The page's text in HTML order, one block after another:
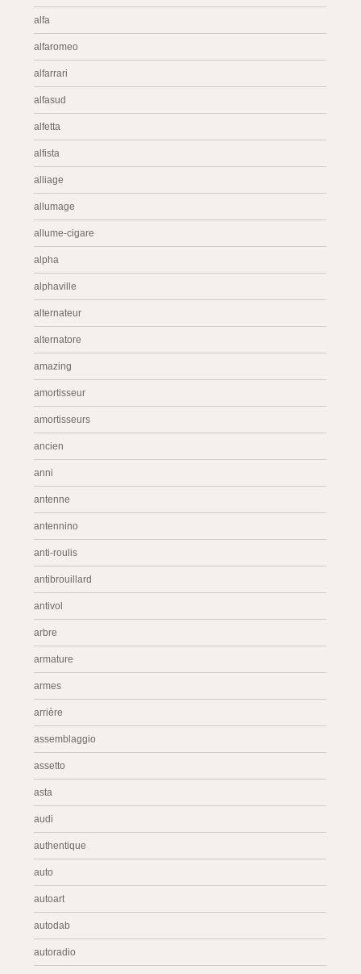
alfa
alfaromeo
alfarrari
alfasud
alfetta
alfista
alliage
allumage
allume-cigare
alpha
alphaville
alternateur
alternatore
amazing
amortisseur
amortisseurs
ancien
anni
antenne
antennino
anti-roulis
antibrouillard
antivol
arbre
armature
armes
arrière
assemblaggio
assetto
asta
audi
authentique
auto
autoart
autodab
autoradio